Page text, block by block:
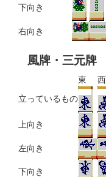
下向き
右向き
風牌・三元牌
東 西
立っているもの
上向き
左向き
下向き